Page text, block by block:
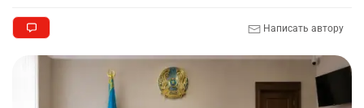
Написать автору